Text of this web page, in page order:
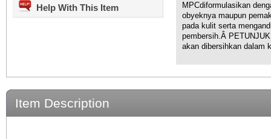
Help With This Item
MPCdiformulasikan
obyeknya maupun
pada kulit serta
pembersih.Â
akan dibersihkan dalam
Item Description